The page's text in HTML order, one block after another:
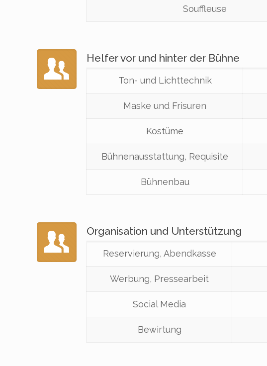
Souffleuse
Helfer vor und hinter der Bühne
Ton- und Lichttechnik
Maske und Frisuren
Kostüme
Bühnenausstattung, Requisite
Bühnenbau
Organisation und Unterstützung
Reservierung, Abendkasse
Werbung, Pressearbeit
Social Media
Bewirtung